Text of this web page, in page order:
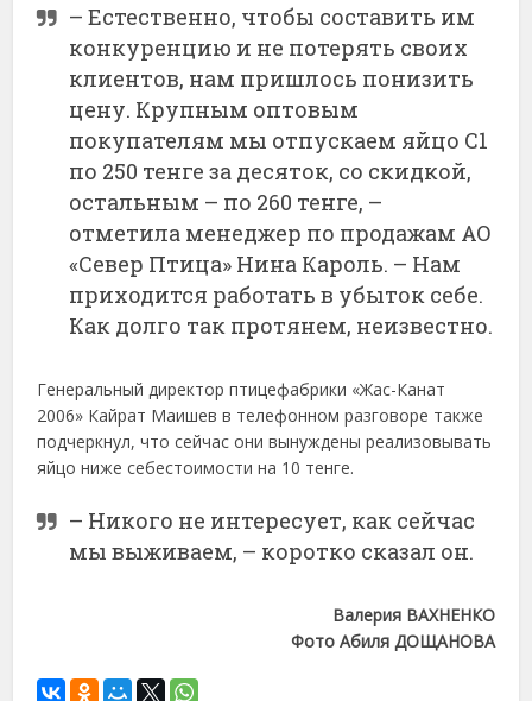
– Естественно, чтобы составить им
конкуренцию и не потерять своих
клиентов, нам пришлось понизить
цену. Крупным оптовым
покупателям мы отпускаем яйцо С1
по 250 тенге за десяток, со скидкой,
остальным – по 260 тенге, –
отметила менеджер по продажам АО
«Север Птица» Нина Кароль. – Нам
приходится работать в убыток себе.
Как долго так протянем, неизвестно.
Генеральный директор птицефабрики «Жас-Канат
2006» Кайрат Маишев в телефонном разговоре также
подчеркнул, что сейчас они вынуждены реализовывать
яйцо ниже себестоимости на 10 тенге.
– Никого не интересует, как сейчас
мы выживаем, – коротко сказал он.
Валерия ВАХНЕНКО
Фото Абиля ДОЩАНОВА